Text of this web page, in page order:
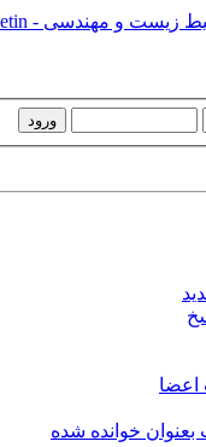
بعنوان خوانده شده